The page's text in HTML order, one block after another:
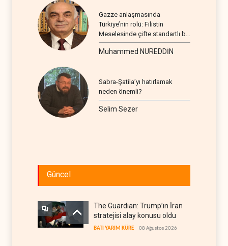
Gazze anlaşmasında
Türkiye’nin rolü: Filistin
Meselesinde çifte standartlı bir
seyir
Muhammed NUREDDİN
Sabra-Şatila’yı hatırlamak
neden önemli?
Selim Sezer
Güncel
The Guardian: Trump’ın İran
stratejisi alay konusu oldu
BATI YARIM KÜRE 08 Ağustos 2026